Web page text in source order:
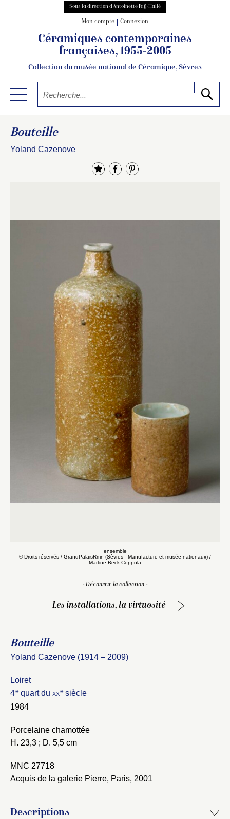
Sous la direction d’Antoinette Faÿ-Hallé
Mon compte Connexion
Céramiques contemporaines
françaises, 1955-2005
Collection du musée national de Céramique, Sèvres
Bouteille
Yoland Cazenove
ensemble
© Droits réservés / GrandPalaisRmn (Sèvres - Manufacture et musée nationaux) /
Martine Beck-Coppola
- Découvrir la collection -
Les installations, la virtuosité
Bouteille
Yoland Cazenove (1914 – 2009)
Loiret
4e quart du xxe siècle
1984
Porcelaine chamottée
H. 23,3 ; D. 5,5 cm
MNC 27718
Acquis de la galerie Pierre, Paris, 2001
Descriptions
Choix du dossier où ajouter la
Nom du dossier
Valider
Nouveau dossier
Courriel